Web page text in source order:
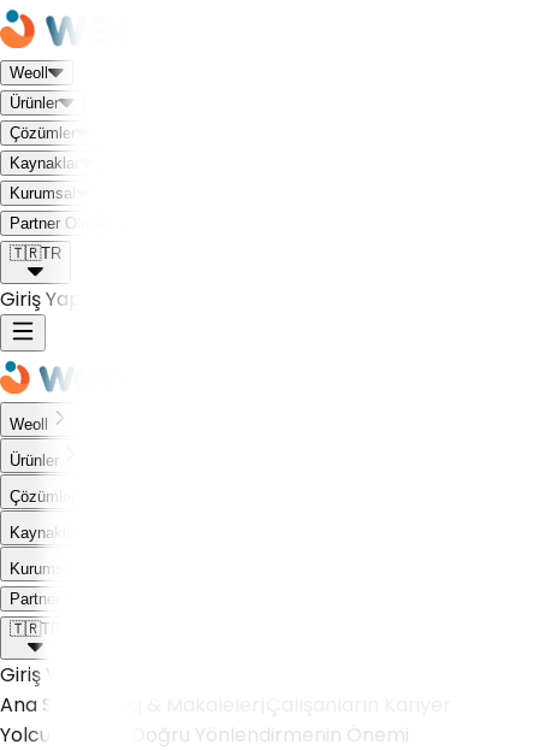
Weoll
Ürünler
Çözümler
Kaynaklar
Kurumsal
Partner Olmak İstiyorum
🇹🇷TR
Giriş Yap
Weoll
Ürünler
Çözümler
Kaynaklar
Kurumsal
Partner Olmak İstiyorum
🇹🇷TR
Giriş Yap
Ana Sayfa
Yolculuğunda Doğru Yönlendirmenin Önemi